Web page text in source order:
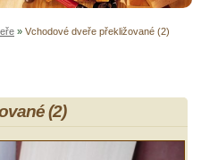
» Vchodové dveře překližované (2)
(2)